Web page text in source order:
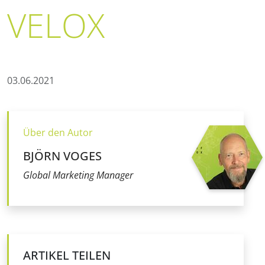
VELOX
03.06.2021
Über den Autor
BJÖRN VOGES
Global Marketing Manager
ARTIKEL TEILEN